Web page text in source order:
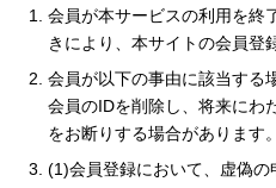
会員が本サービスの利用を終
きにより、本サイトの会員登
会員が以下の事由に該当する
会員のIDを削除し、将来にわ
をお断りする場合があります。
(1)会員登録において、虚偽